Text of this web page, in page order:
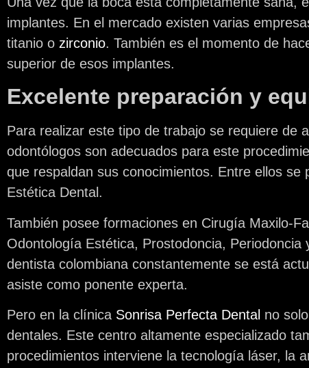
implantes. En el mercado existen varias
titanio o zirconio. También es el momento de
superior de esos implantes.
Excelente preparación y
Para realizar este tipo de trabajo se requiere de
odontólogos son adecuados para este
que respaldan sus conocimientos. Entre ellos
Estética Dental.
También posee formaciones en Cirugía Maxilo-
Odontología Estética, Prostodoncia,
dentista colombiana constantemente se está
asiste como ponente experta.
Pero en la clínica Sonrisa Perfecta Dental no
dentales. Este centro altamente especializado
procedimientos interviene la tecnología láser, la